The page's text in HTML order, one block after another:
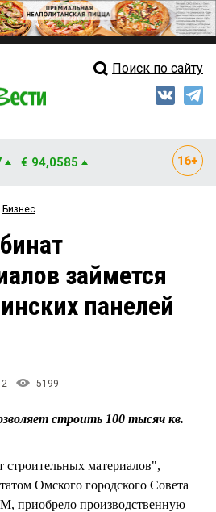
Свежий выпуск
Блоги
Архив
Поиск по сайту
€ 94,0585
Бизнес
займется
панелей
2 5199
строить 100 тысяч кв.
материалов",
Омского городского Совета
производственную